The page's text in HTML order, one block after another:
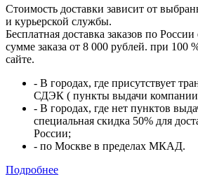
Стоимость доставки зависит от
и курьерской службы.
Бесплатная доставка заказов по
сумме заказа от 8 000 рублей. при 100
сайте.
- В городах, где присутствует
СДЭК ( пункты выдачи
- В городах, где нет пунктов
специальная скидка 50% для
России;
- по Москве в пределах МКАД.
Подробнее